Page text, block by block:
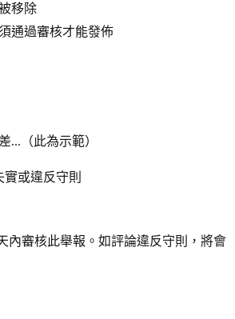
移除
通過審核才能發佈
...（此為示範）
實或違反守則
內審核此舉報。如評論違反守則，將會